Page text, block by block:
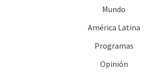
Mundo
América Latina
Programas
Opinión